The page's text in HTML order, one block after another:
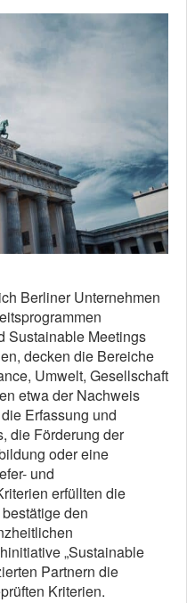
Berliner Unternehmen
Sustainable Meetings
decken die Bereiche
Umwelt, Gesellschaft
etwa der Nachweis
Erfassung und
die Förderung der
oder eine
und
erfüllten die
den
„Sustainable
Partnern die
Kriterien.